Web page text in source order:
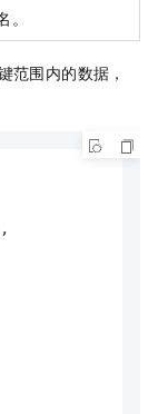
范围内的数据，
,